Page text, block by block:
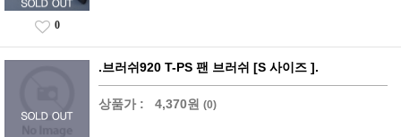
0
.브러쉬920 T-PS 팬 브러쉬 [S 사이즈 ].
상품가 : 4,370원 (0)